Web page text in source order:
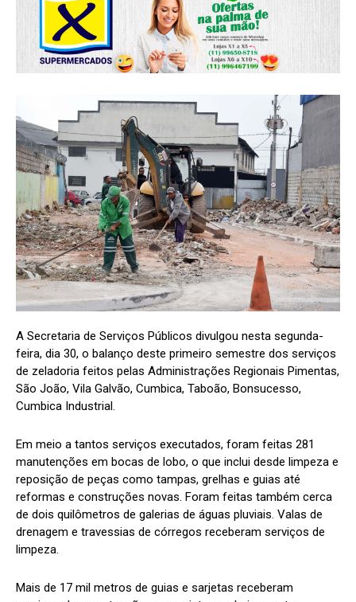
A Secretaria de Serviços Públicos divulgou nesta segunda-
feira, dia 30, o balanço deste primeiro semestre dos serviços
de zeladoria feitos pelas Administrações Regionais Pimentas,
São João, Vila Galvão, Cumbica, Taboão, Bonsucesso,
Cumbica Industrial.
Em meio a tantos serviços executados, foram feitas 281
manutenções em bocas de lobo, o que inclui desde limpeza e
reposição de peças como tampas, grelhas e guias até
reformas e construções novas. Foram feitas também cerca
de dois quilômetros de galerias de águas pluviais. Valas de
drenagem e travessias de córregos receberam serviços de
limpeza.
Mais de 17 mil metros de guias e sarjetas receberam